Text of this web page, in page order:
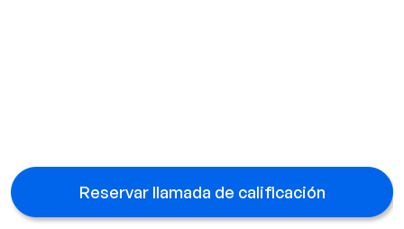
Reservar llamada de calificación